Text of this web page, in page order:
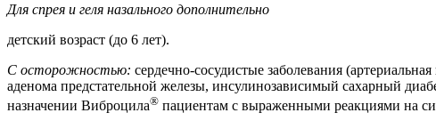
Для спрея и геля назального дополнительно
детский возраст (до 6 лет).
С осторожностью: сердечно-сосудистые заболевания
аденома предстательной железы, инсулинозависимый сахарный
назначении Виброцила® пациентам с выраженными реакциями на